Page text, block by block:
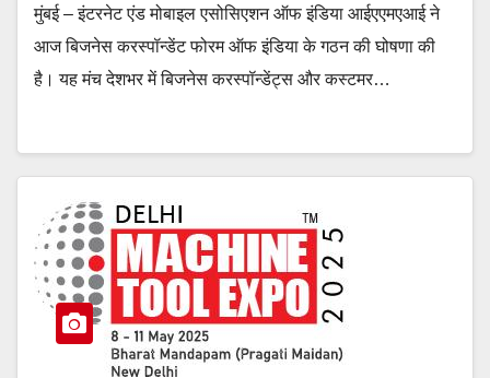
मुंबई – इंटरनेट एंड मोबाइल एसोसिएशन ऑफ इंडिया आईएएमएआई ने
आज बिजनेस करस्‍पॉन्‍डेंट फोरम ऑफ इंडिया के गठन की घोषणा की
है। यह मंच देशभर में बिजनेस करस्‍पॉन्‍डेंट्स और कस्‍टमर…